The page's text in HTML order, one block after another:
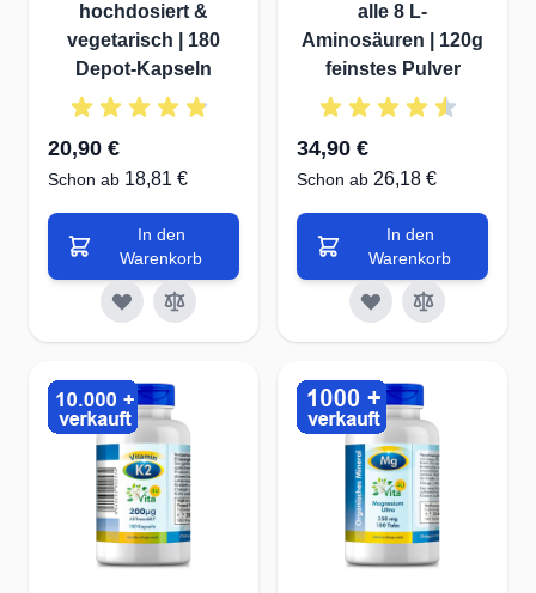
hochdosiert &
vegetarisch | 180
Depot-Kapseln
20,90 €
Schon ab 18,81 €
In den
Warenkorb
alle 8 L-
Aminosäuren | 120g
feinstes Pulver
34,90 €
Schon ab 26,18 €
In den
Warenkorb